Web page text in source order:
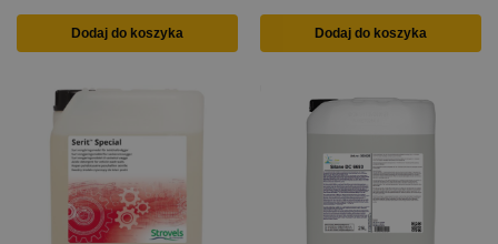
Dodaj do koszyka Dodaj do koszyka